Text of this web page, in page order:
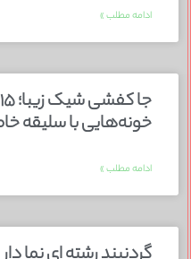
ادامه مطلب »
خونه‌هایی با سلیقه
ادامه مطلب »